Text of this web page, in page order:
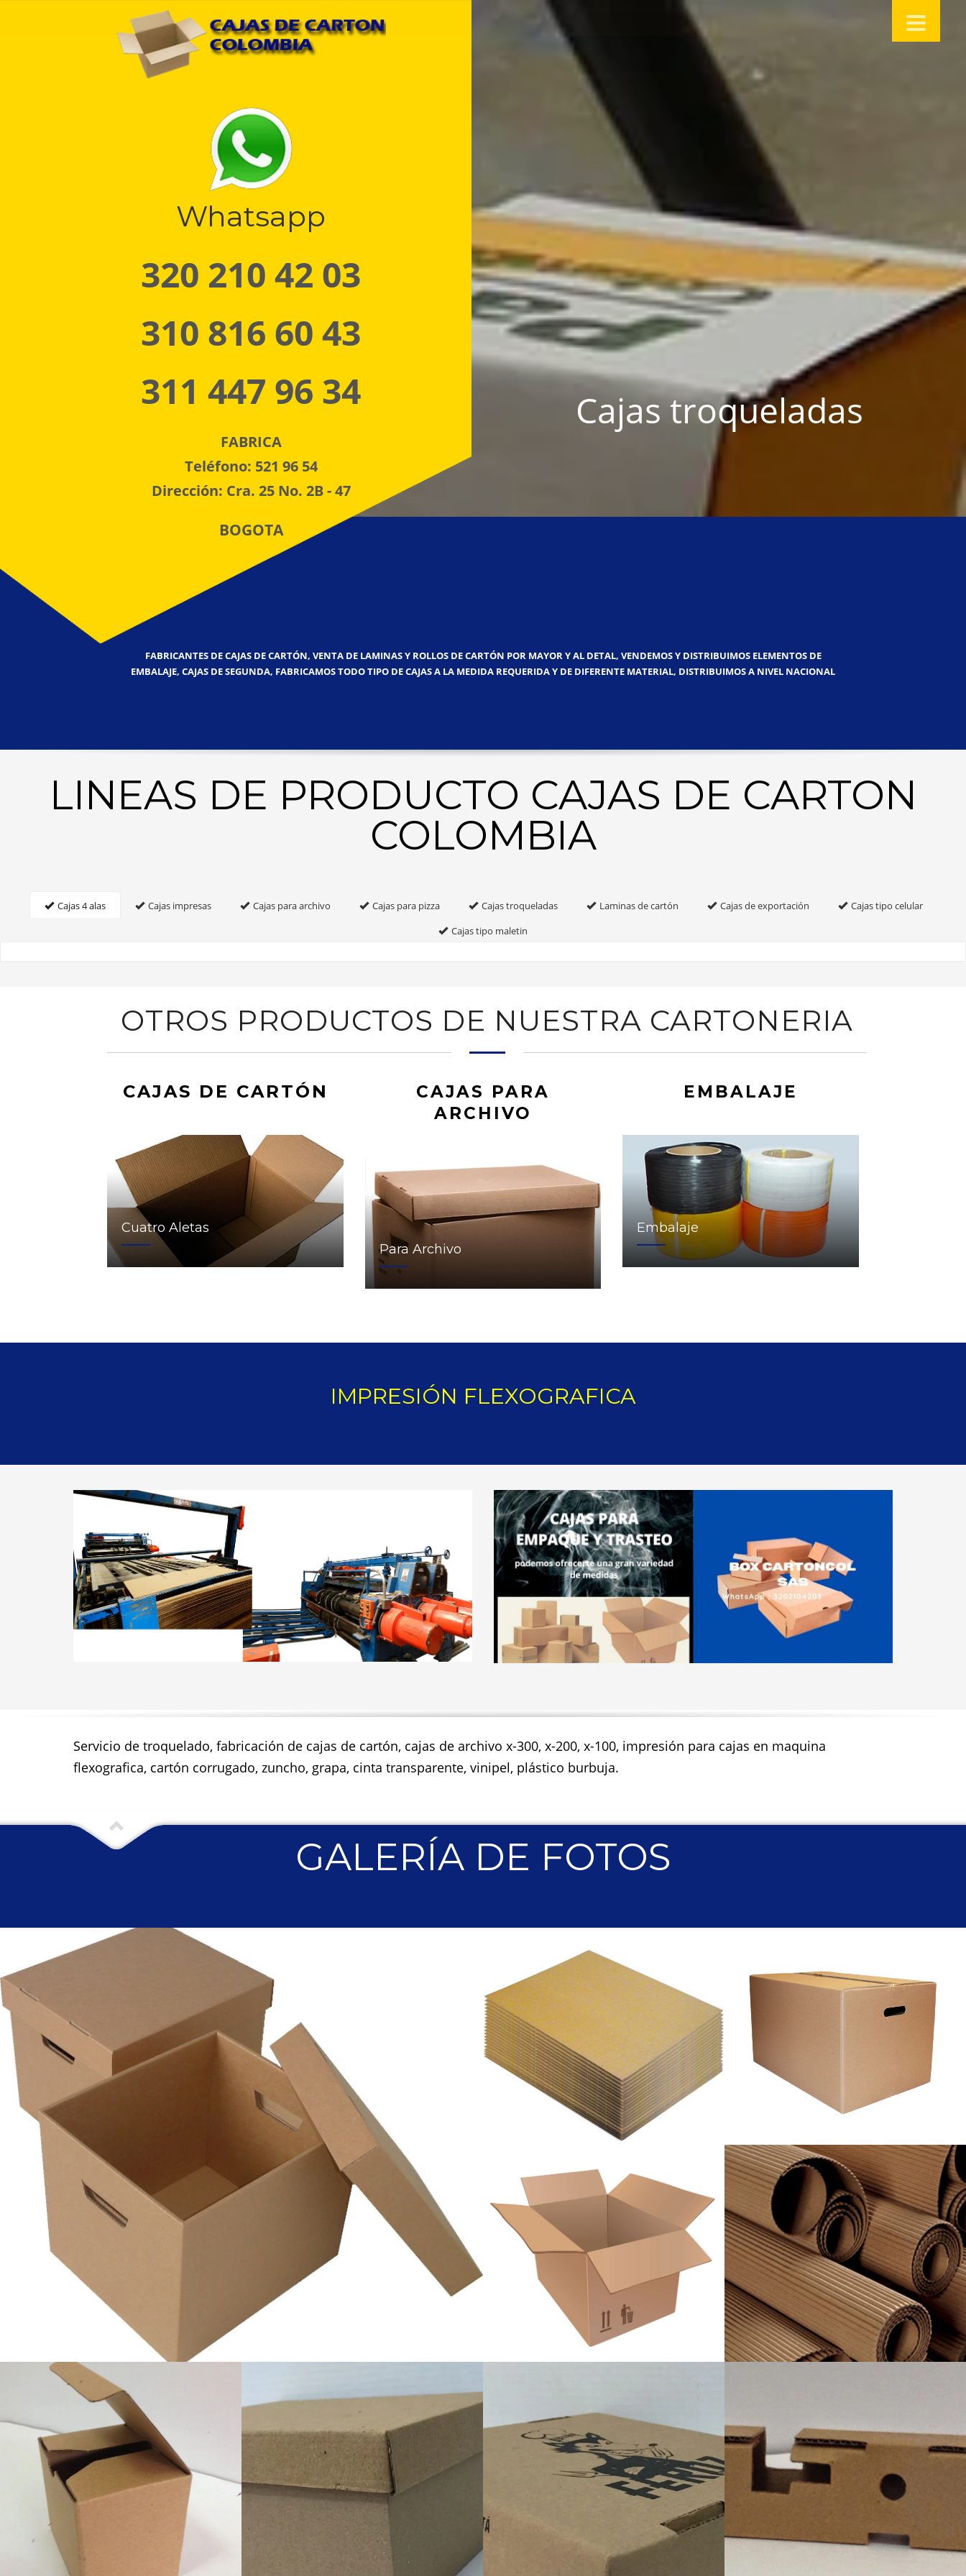
Whatsapp
320 210 42 03
310 816 60 43
311 447 96 34
FABRICA
Teléfono: 521 96 54
Dirección: Cra. 25 No. 2B - 47
BOGOTA
Cajas troqueladas
FABRICANTES DE CAJAS DE CARTÓN, VENTA DE LAMINAS Y ROLLOS DE CARTÓN POR MAYOR Y AL DETAL, VENDEMOS Y DISTRIBUIMOS ELEMENTOS DE
EMBALAJE, CAJAS DE SEGUNDA, FABRICAMOS TODO TIPO DE CAJAS A LA MEDIDA REQUERIDA Y DE DIFERENTE MATERIAL, DISTRIBUIMOS A NIVEL NACIONAL
LINEAS DE PRODUCTO CAJAS DE CARTON
COLOMBIA
Cajas 4 alas Cajas impresas Cajas para archivo Cajas para pizza Cajas troqueladas Laminas de cartón Cajas de exportación
Cajas tipo celular
Cajas tipo maletin
OTROS PRODUCTOS DE NUESTRA CARTONERIA
CAJAS DE CARTÓN
Cuatro Aletas
CAJAS PARA
ARCHIVO
Para Archivo
EMBALAJE
Embalaje
IMPRESIÓN FLEXOGRAFICA
Servicio de troquelado, fabricación de cajas de cartón, cajas de archivo x-300, x-200, x-100, impresión para cajas en maquina
flexografica, cartón corrugado, zuncho, grapa, cinta transparente, vinipel, plástico burbuja.
GALERÍA DE FOTOS